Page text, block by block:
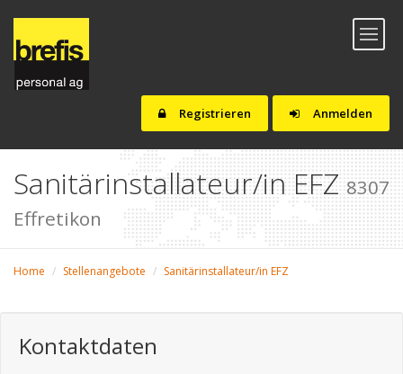
Anmelden
Registrieren
Toggle
Sanitärinstallateur/in EFZ8307
Effretikon
Home Stellenangebote Sanitärinstallateur/in EFZ
Kontaktdaten